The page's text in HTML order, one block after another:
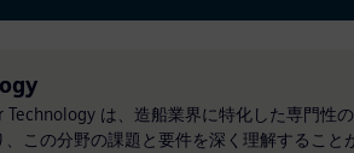
は、造船業界に特化した専門性
この分野の課題と要件を深く理解するこ